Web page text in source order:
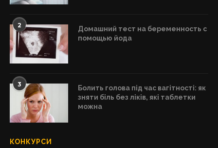
2
Домашний тест на беременность с
помощью йода
3
Болить голова під час вагітності: як
зняти біль без ліків, які таблетки
можна
КОНКУРСИ